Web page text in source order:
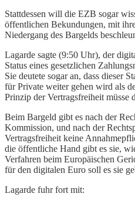
Stattdessen will die EZB sogar
öffentlichen Bekundungen, mit
Niedergang des Bargelds
Lagarde sagte (9:50 Uhr), der
Status eines gesetzlichen
Sie deutete sogar an, dass dieser
für Private weiter gehen wird als
Prinzip der Vertragsfreiheit müsse
Beim Bargeld gibt es nach der
Kommission, und nach der
Vertragsfreiheit keine
die öffentliche Hand gibt es sie,
Verfahren beim Europäischen
für den digitalen Euro soll es sie
Lagarde fuhr fort mit: